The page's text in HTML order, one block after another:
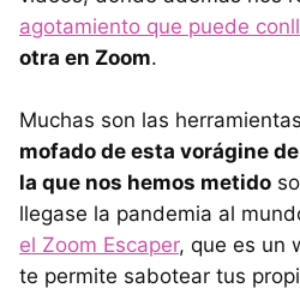
agotamiento que puede
otra en Zoom.
Muchas son las
mofado de esta vorágine
la que nos hemos metido
llegase la pandemia al
el Zoom Escaper, que es un
te permite sabotear tus